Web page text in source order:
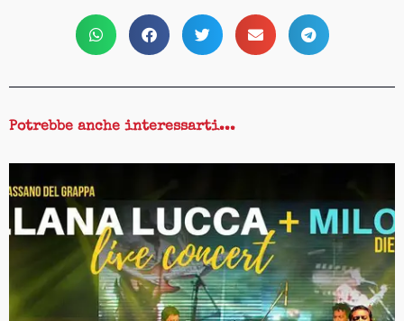
Potrebbe anche interessarti...